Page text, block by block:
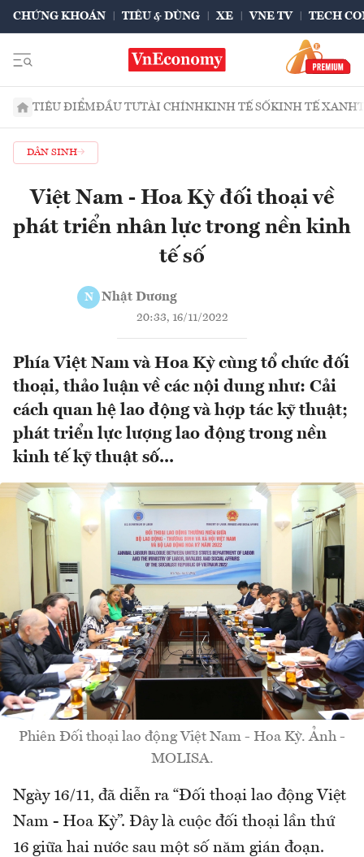
CHỨNG KHOÁN TIÊU & DÙNG XE VNE TV TECH
TIÊU ĐIỂMĐẦU TƯTÀI CHÍNHKINH TẾ SỐKINH TẾ XANH
DÂN SINH
Việt Nam - Hoa Kỳ đối thoại về
phát triển nhân lực trong nền kinh
tế số
N Nhật Dương
20:33, 16/11/2022
Phía Việt Nam và Hoa Kỳ cùng tổ chức đối
thoại, thảo luận về các nội dung như: Cải
cách quan hệ lao động và hợp tác kỹ thuật;
phát triển lực lượng lao động trong nền
kinh tế kỹ thuật số...
Phiên Đối thoại lao động Việt Nam - Hoa Kỳ. Ảnh -
MOLISA.
Ngày 16/11, đã diễn ra “Đối thoại lao động Việt
Nam - Hoa Kỳ”. Đây là cuộc đối thoại lần thứ
16 giữa hai nước sau một số năm gián đoạn.